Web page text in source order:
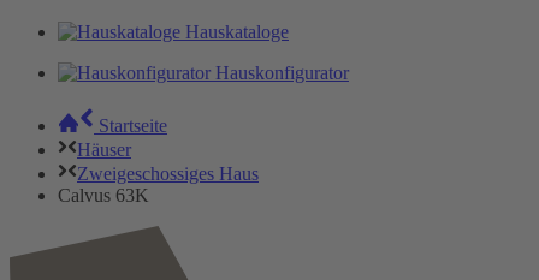
Hauskataloge
Hauskonfigurator
Startseite
Häuser
Zweigeschossiges Haus
Calvus 63K